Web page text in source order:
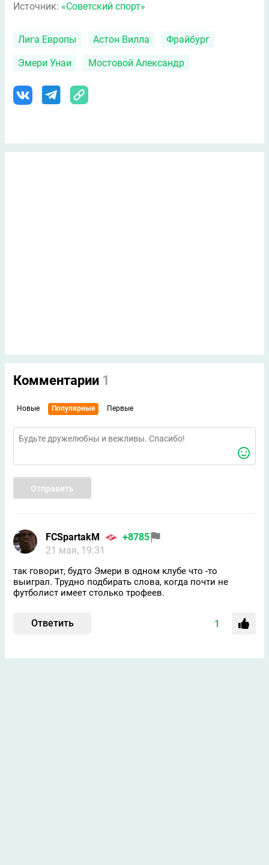
Источник: «Советский спорт»
Лига Европы Астон Вилла Фрайбург
Эмери Унаи Мостовой Александр
Комментарии 1
Новые Популярные Первые
Отправить
FCSpartakM
+8785
21 мая, 19:31
так говорит, будто Эмери в одном клубе что -то
выиграл. Трудно подбирать слова, когда почти не
футболист имеет столько трофеев.
Ответить 1